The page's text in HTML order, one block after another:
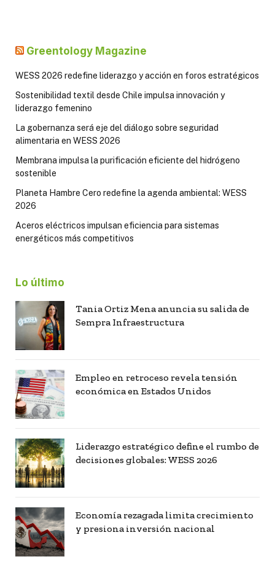
Greentology Magazine
WESS 2026 redefine liderazgo y acción en foros estratégicos
Sostenibilidad textil desde Chile impulsa innovación y
liderazgo femenino
La gobernanza será eje del diálogo sobre seguridad
alimentaria en WESS 2026
Membrana impulsa la purificación eficiente del hidrógeno
sostenible
Planeta Hambre Cero redefine la agenda ambiental: WESS
2026
Aceros eléctricos impulsan eficiencia para sistemas
energéticos más competitivos
Lo último
Tania Ortiz Mena anuncia su salida de
Sempra Infraestructura
Empleo en retroceso revela tensión
económica en Estados Unidos
Liderazgo estratégico define el rumbo de
decisiones globales: WESS 2026
Economía rezagada limita crecimiento
y presiona inversión nacional